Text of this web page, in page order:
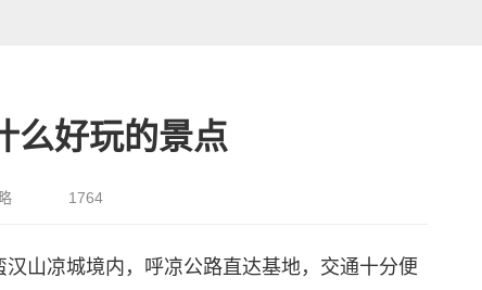
么好玩的景点
1764
山凉城境内，呼凉公路直达基地，交通十分便